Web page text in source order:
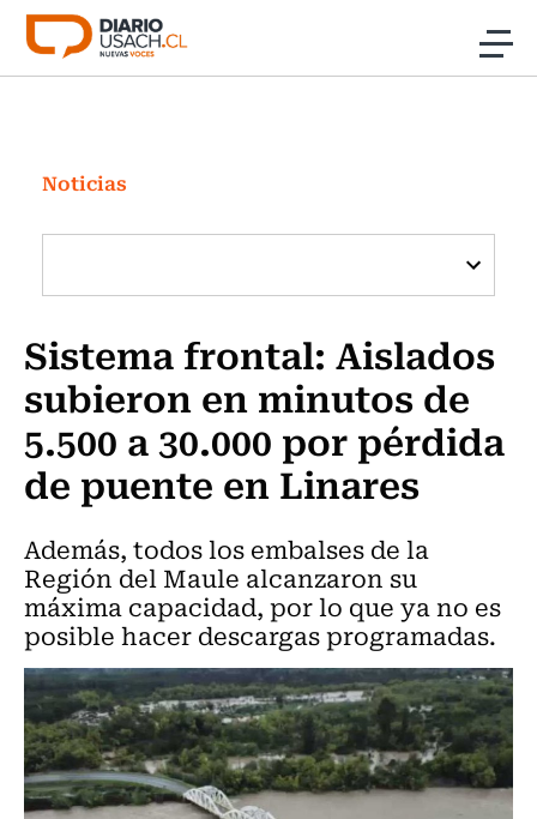
Click acá para ir directamente al contenido
Investigación
Cultura
Programas Radio y TV Usach
Noticias
Sistema frontal: Aislados
subieron en minutos de
5.500 a 30.000 por pérdida
de puente en Linares
Además, todos los embalses de la
Región del Maule alcanzaron su
máxima capacidad, por lo que ya no es
posible hacer descargas programadas.